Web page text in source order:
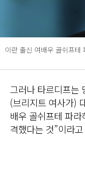
이란 출신 여배우 골쉬프테
그러나 타르디프는
(브리지트 여사가)
배우 골쉬프테 파
격했다는 것”이라